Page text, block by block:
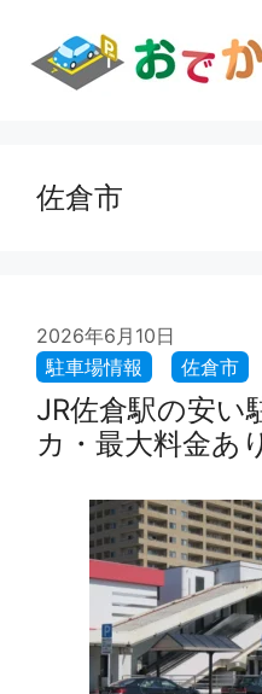
佐倉市
2026年6月10日
JR佐倉駅の安い
カ・最大料金あ